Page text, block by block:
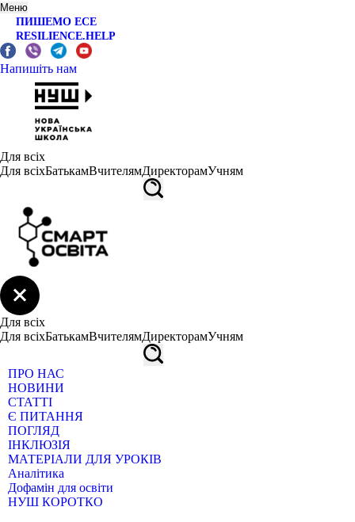
Меню
ПИШЕМО ЕСЕ
RESILIENCE.HELP
Напишіть нам
Для всіх
Для всіхБатькамВчителямДиректорамУчням
Для всіх
Для всіхБатькамВчителямДиректорамУчням
ПРО НАС
НОВИНИ
СТАТТІ
Є ПИТАННЯ
ПОГЛЯД
ІНКЛЮЗІЯ
МАТЕРІАЛИ ДЛЯ УРОКІВ
Аналітика
Дофамін для освіти
НУШ КОРОТКО